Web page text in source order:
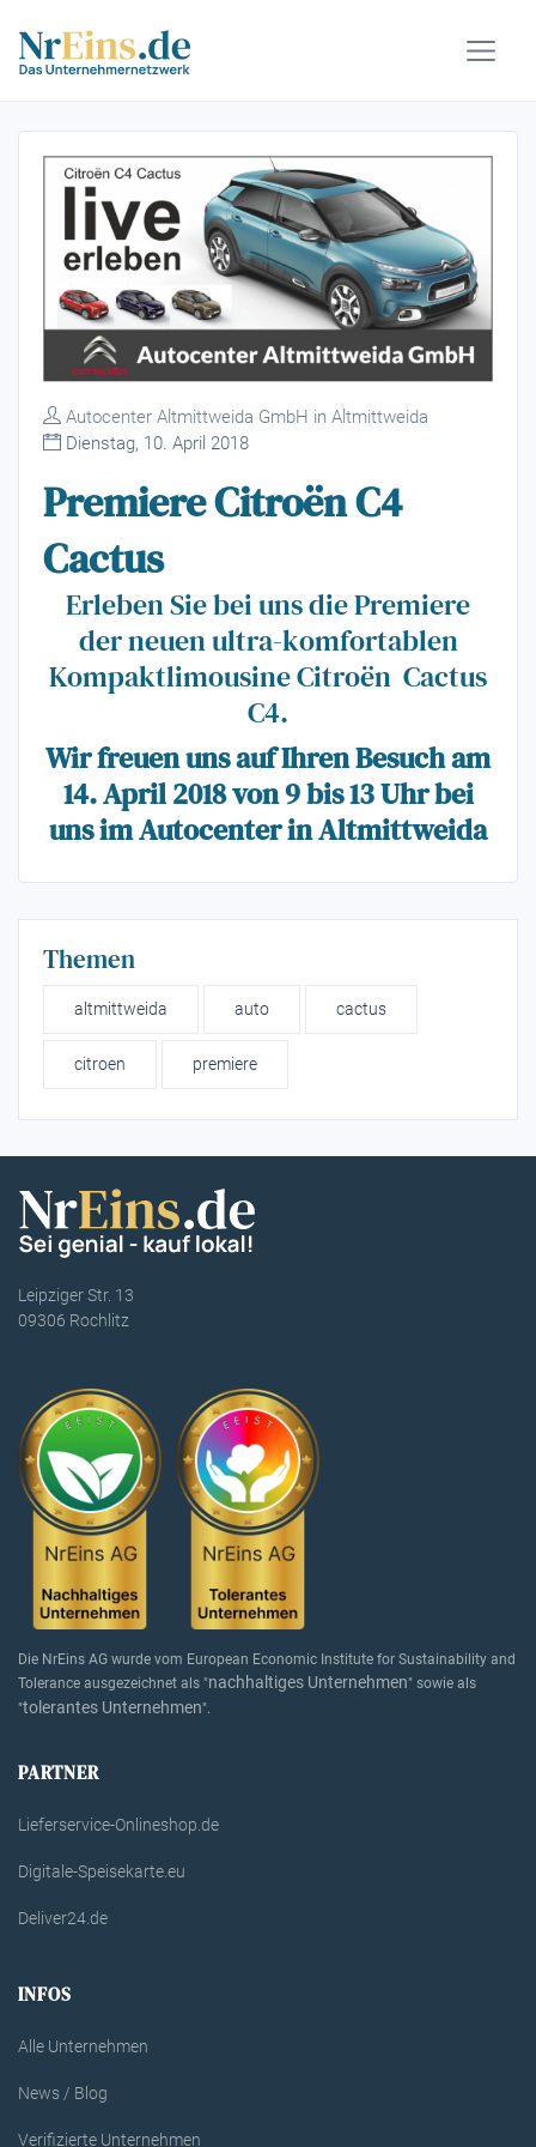
Autocenter Altmittweida GmbH in Altmittweida
Dienstag, 10. April 2018
Premiere Citroën C4
Cactus
Erleben Sie bei uns die Premiere
der neuen ultra-komfortablen
Kompaktlimousine Citroën Cactus
C4.
Wir freuen uns auf Ihren Besuch am
14. April 2018 von 9 bis 13 Uhr bei
uns im Autocenter in Altmittweida
Themen
altmittweida auto cactus
citroen premiere
Leipziger Str. 13
09306 Rochlitz
Die NrEins AG wurde vom European Economic Institute for Sustainability and
Tolerance ausgezeichnet als "nachhaltiges Unternehmen" sowie als
"tolerantes Unternehmen".
PARTNER
Lieferservice-Onlineshop.de
Digitale-Speisekarte.eu
Deliver24.de
INFOS
Alle Unternehmen
News / Blog
Verifizierte Unternehmen